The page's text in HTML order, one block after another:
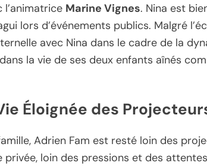
l’animatrice Marine Vignes. Nina est
lors d’événements publics. Malgré
avec Nina dans le cadre de la
la vie de ses deux enfants aînés
Éloignée des
Adrien Fam est resté loin des
privée, loin des pressions et des